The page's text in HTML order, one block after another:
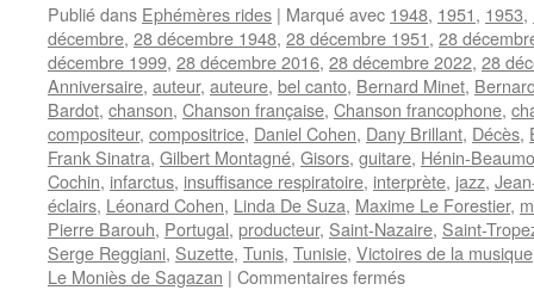
Publié dans Ephémères rides | Marqué avec 1948, 1951, 1953,
décembre, 28 décembre 1948, 28 décembre 1951, 28
décembre 1999, 28 décembre 2016, 28 décembre 2022, 28
Anniversaire, auteur, auteure, bel canto, Bernard Minet,
Bardot, chanson, Chanson française, Chanson francophone,
compositeur, compositrice, Daniel Cohen, Dany Brillant, Décès,
Frank Sinatra, Gilbert Montagné, Gisors, guitare, Hénin-
Cochin, infarctus, insuffisance respiratoire, interprète, jazz,
éclairs, Léonard Cohen, Linda De Suza, Maxime Le Forestier,
Pierre Barouh, Portugal, producteur, Saint-Nazaire, Saint-
Serge Reggiani, Suzette, Tunis, Tunisie, Victoires de la musique
Le Moniès de Sagazan | Commentaires ferméssur